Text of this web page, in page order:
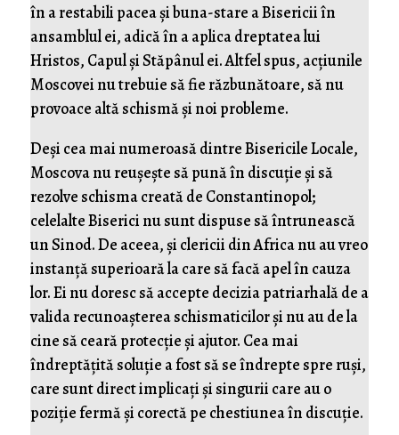
în a restabili pacea și buna-stare a Bisericii în
ansamblul ei, adică în a aplica dreptatea lui
Hristos, Capul și Stăpânul ei. Altfel spus, acțiunile
Moscovei nu trebuie să fie răzbunătoare, să nu
provoace altă schismă și noi probleme.
Deși cea mai numeroasă dintre Bisericile Locale,
Moscova nu reușește să pună în discuție și să
rezolve schisma creată de Constantinopol;
celelalte Biserici nu sunt dispuse să întrunească
un Sinod. De aceea, și clericii din Africa nu au vreo
instanță superioară la care să facă apel în cauza
lor. Ei nu doresc să accepte decizia patriarhală de a
valida recunoașterea schismaticilor și nu au de la
cine să ceară protecție și ajutor. Cea mai
îndreptățită soluție a fost să se îndrepte spre ruși,
care sunt direct implicați și singurii care au o
poziție fermă și corectă pe chestiunea în discuție.